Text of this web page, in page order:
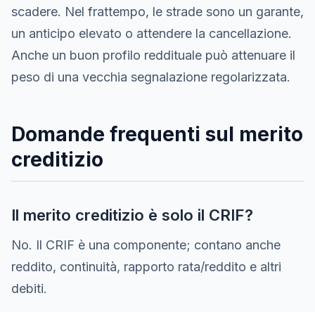
scadere. Nel frattempo, le strade sono un garante,
un anticipo elevato o attendere la cancellazione.
Anche un buon profilo reddituale può attenuare il
peso di una vecchia segnalazione regolarizzata.
Domande frequenti sul merito
creditizio
Il merito creditizio è solo il CRIF?
No. Il CRIF è una componente; contano anche
reddito, continuità, rapporto rata/reddito e altri
debiti.